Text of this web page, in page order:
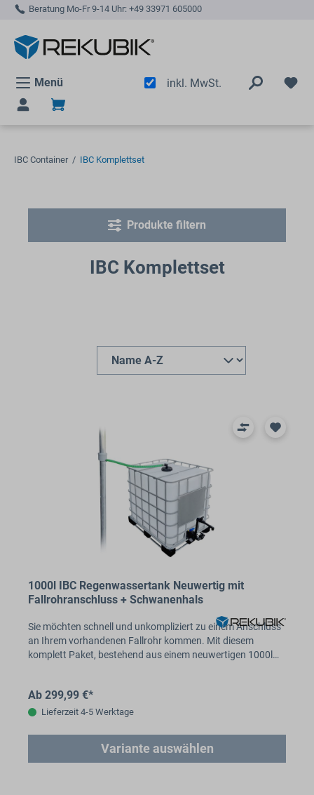
springen
Beratung Mo-Fr 9-14 Uhr: +49 33971 605000
Menü inkl. MwSt.
IBC Container / IBC Komplettset
Produkte filtern
IBC Komplettset
1000l IBC Regenwassertank Neuwertig mit
Fallrohranschluss + Schwanenhals
Sie möchten schnell und unkompliziert zu einem Anschluss
an Ihrem vorhandenen Fallrohr kommen. Mit diesem
komplett Paket, bestehend aus einem neuwertigen 1000l…
Ab 299,99 €*
Lieferzeit 4-5 Werktage
Variante auswählen